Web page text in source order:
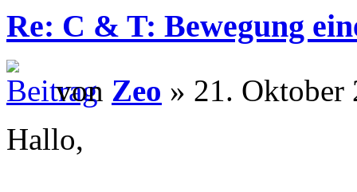
Re: C & T: Bewegung
von Zeo » 21. Oktober
Hallo,